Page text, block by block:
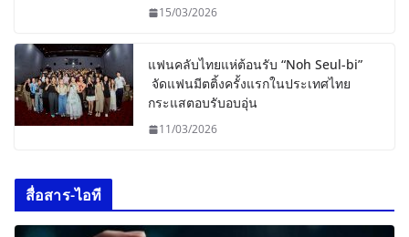
15/03/2026
แฟนคลับไทยแห่ต้อนรับ “Noh Seul-bi”
จัดแฟนมีตติ้งครั้งแรกในประเทศไทย
กระแสตอบรับอบอุ่น
11/03/2026
สื่อสาร-ไอที